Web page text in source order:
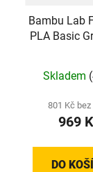
Bambu Lab
PLA Basic
Skladem
801 Kč bez
969
DO